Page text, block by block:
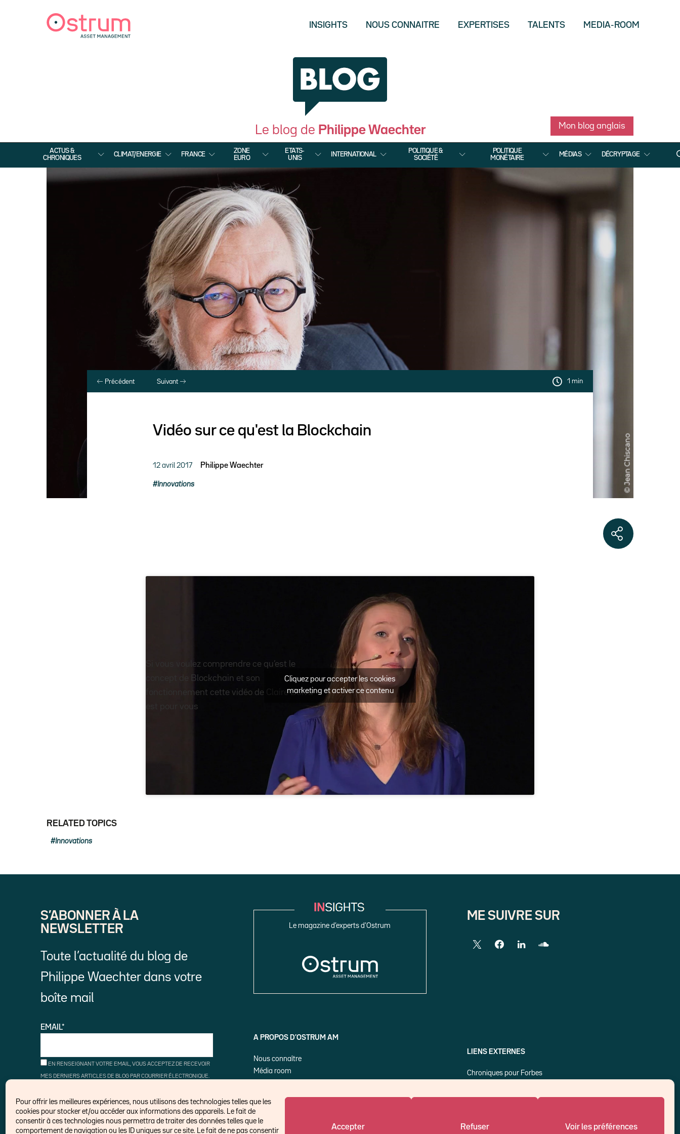
Pour offrir les meilleures expériences, nous utilisons des technologies telles que les
cookies pour stocker et/ou accéder aux informations des appareils. Le fait de
consentir à ces technologies nous permettra de traiter des données telles que le
comportement de navigation ou les ID uniques sur ce site. Le fait de ne pas consentir
Accepter Refuser Voir les préférences
INSIGHTS NOUS CONNAITRE EXPERTISES TALENTS MEDIA-ROOM
Le blog de Philippe Waechter Mon blog anglais
ACTUS &
CHRONIQUES
CLIMAT/ENERGIE FRANCE
ZONE
EURO
ETATS-
UNIS
INTERNATIONAL
POLITIQUE &
SOCIÉTÉ
POLITIQUE
MONÉTAIRE
MÉDIAS DÉCRYPTAGE
Précédent Suivant 1 min
Vidéo sur ce qu'est la Blockchain
12 avril 2017 Philippe Waechter
Innovations
Si vous voulez comprendre ce qu’est le
concept de Blockchain et son
fonctionnement cette vidéo de Claire Balva
est pour vous
Cliquez pour accepter les cookies
marketing et activer ce contenu
RELATED TOPICS
Innovations
S’ABONNER À LA
NEWSLETTER
Toute l’actualité du blog de
Philippe Waechter dans votre
boîte mail
EMAIL*
EN RENSEIGNANT VOTRE EMAIL, VOUS ACCEPTEZ DE RECEVOIR
MES DERNIERS ARTICLES DE BLOG PAR COURRIER ÉLECTRONIQUE.
LIENS DE DÉSINSCRIPTION.
Le magazine d’experts d’Ostrum
A PROPOS D’OSTRUM AM
Nous connaître
Média room
ME SUIVRE SUR
LIENS EXTERNES
Chroniques pour Forbes
Think tank